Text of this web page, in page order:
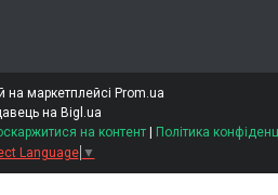
на маркетплейсі Prom.ua
на Bigl.ua
на контент
Політика
Language ▼